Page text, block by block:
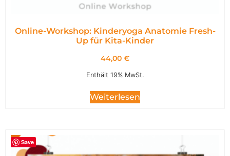
Online-Workshop: Kinderyoga Anatomie Fresh-
Up für Kita-Kinder
44,00 €
Enthält 19% MwSt.
Weiterlesen
Save